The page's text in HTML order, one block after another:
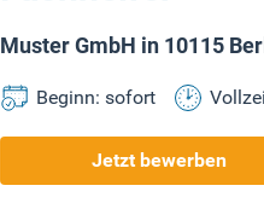
Muster GmbH in 10115
Beginn: sofort
Jetzt bewerben